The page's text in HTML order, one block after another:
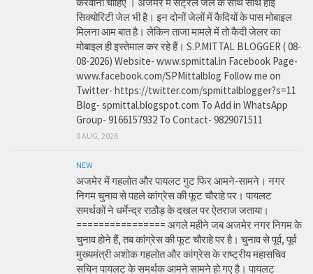
सिक्योरिटी जेल भी है। इन दोनों जेलों में कैदियों के पास मोबाइल
मिलना आम बात है। लेकिन ताजा मामले में तो कैदी जेलर का
मोबाइल ही इस्तेमाल कर रहे हैं। S.P.MITTAL BLOGGER ( 08-
08-2026) Website- www.spmittal.in Facebook Page-
www.facebook.com/SPMittalblog Follow me on
Twitter- https://twitter.com/spmittalblogger?s=11
Blog- spmittal.blogspot.com To Add in WhatsApp
Group- 9166157932 To Contact- 9829071511
8 AUG, 2026
NEW
अजमेर में गहलोत और पायलट गुट फिर आमने-सामने। नगर
निगम चुनाव से पहले कांग्रेस की फूट चौराहे पर। पायलट
समर्थकों ने धर्मेन्द्र राठौड़ के दखल पर ऐतराज जताया।
================ अगले महीने जब अजमेर नगर निगम के
चुनाव होने हैं, तब कांग्रेस की फूट चौराहे पर है। चुनाव से पूर्व, पूर्व
मुख्यमंत्री अशोक गहलोत और कांग्रेस के राष्ट्रीय महासचिव
सचिन पायलट के समर्थक आमने सामने हो गए है। पायलट